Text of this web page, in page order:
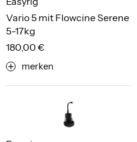
Vario 5 mit Flowcine Serene
5-17kg
180,00 €
merken